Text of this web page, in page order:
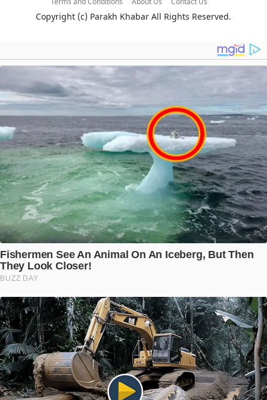
Terms and Conditions
About Us Contact Us
Copyright (c) Parakh Khabar All Rights Reserved.